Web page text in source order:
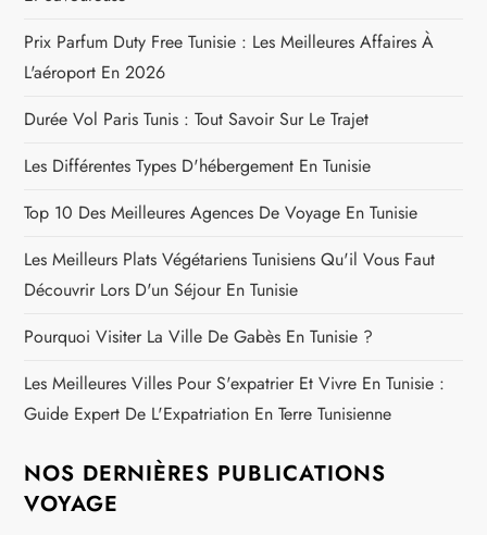
t
i
c
l
e
Prix Parfum Duty Free Tunisie : Les Meilleures Affaires À
L'aéroport En 2026
Durée Vol Paris Tunis : Tout Savoir Sur Le Trajet
Les Différentes Types D'hébergement En Tunisie
Top 10 Des Meilleures Agences De Voyage En Tunisie
Les Meilleurs Plats Végétariens Tunisiens Qu'il Vous Faut
Découvrir Lors D'un Séjour En Tunisie
Pourquoi Visiter La Ville De Gabès En Tunisie ?
Les Meilleures Villes Pour S'expatrier Et Vivre En Tunisie :
Guide Expert De L'Expatriation En Terre Tunisienne
NOS DERNIÈRES PUBLICATIONS
VOYAGE